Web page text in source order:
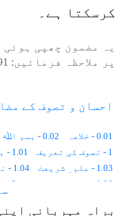
کرسکتا ہے۔
یہ مضمون چھپی
پر ملاحظہ فرمائیں:
احسان و تصوف کے
0.01 - خلاصہ 0.02 - بسم اﷲ الرحمن الرحیم
1 - تصوف کی تعریف
1.01 - باطنی مشاہدات
1.03 - علم ِ شریعت
1.04 - نفس کا عرفان
1.06 - اعمال و اشغال
2 - تصوف کی تاریخ
براہِ مہربانی